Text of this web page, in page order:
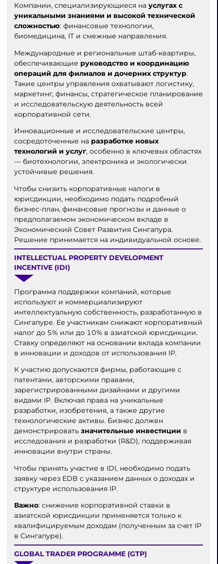
Компании, специализирующиеся на услугах с
уникальными знаниями и высокой технической
сложностью: финансовые технологии,
биомедицина, IT и смежные направления.
Международные и региональные штаб-квартиры,
обеспечивающие руководство и координацию
операций для филиалов и дочерних структур.
Такие центры управления охватывают логистику,
маркетинг, финансы, стратегическое планирование
и исследовательскую деятельность всей
корпоративной сети.
Инновационные и исследовательские центры,
сосредоточенные на разработке новых
технологий и услуг, особенно в ключевых областях
— биотехнологии, электроника и экологически
устойчивые решения.
Чтобы снизить корпоративные налоги в
юрисдикции, необходимо подать подробный
бизнес-план, финансовые прогнозы и данные о
предполагаемом экономическом вкладе в
Экономический Совет Развития Сингапура.
Решение принимается на индивидуальной основе.
INTELLECTUAL PROPERTY DEVELOPMENT
INCENTIVE (IDI)
Программа поддержки компаний, которые
используют и коммерциализируют
интеллектуальную собственность, разработанную в
Сингапуре. Ее участникам снижают корпоративный
налог до 5% или до 10% в азиатской юрисдикции.
Ставку определяют на основании вклада компании
в инновации и доходов от использования IP.
К участию допускаются фирмы, работающие с
патентами, авторскими правами,
зарегистрированными дизайнами и другими
видами IP. Включая права на уникальные
разработки, изобретения, а также другие
технологические активы. Бизнес должен
демонстрировать значительные инвестиции в
исследования и разработки (R&D), поддерживая
инновации внутри страны.
Чтобы принять участие в IDI, необходимо подать
заявку через EDB с указанием данных о доходах и
структуре использования IP.
Важно: снижение корпоративной ставки в
азиатской юрисдикции применяется только к
квалифицируемым доходам (полученным за счет IP
в Сингапуре).
GLOBAL TRADER PROGRAMME (GTP)